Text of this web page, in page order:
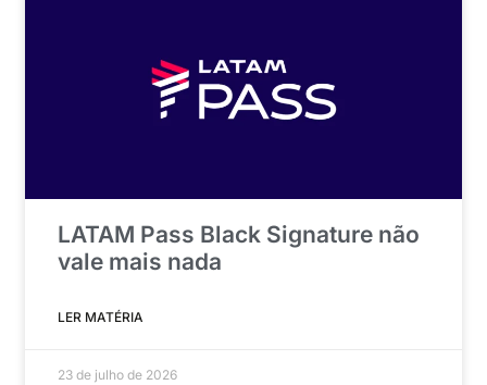
LATAM Pass Black Signature não
vale mais nada
LER MATÉRIA
23 de julho de 2026